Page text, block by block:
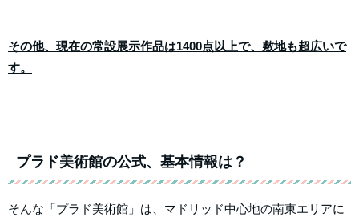
その他、現在の常設展示作品は1400点以上で、敷地も超広いで
す。
プラド美術館の公式、基本情報は？
そんな「プラド美術館」は、マドリッド中心地の南東エリアに